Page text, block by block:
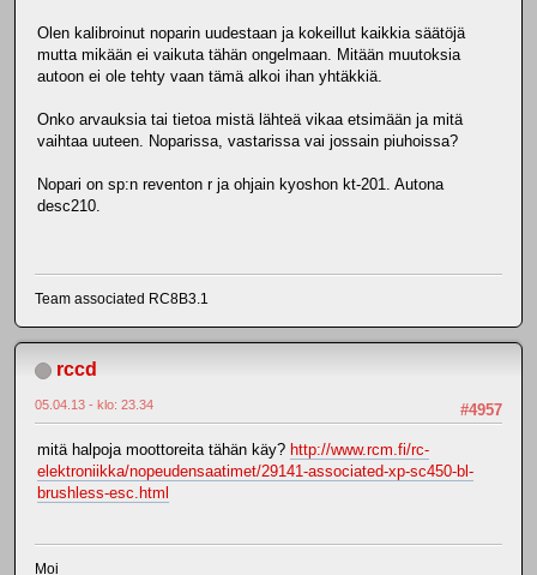
Olen kalibroinut noparin uudestaan ja kokeillut kaikkia säätöjä
mutta mikään ei vaikuta tähän ongelmaan. Mitään muutoksia
autoon ei ole tehty vaan tämä alkoi ihan yhtäkkiä.
Onko arvauksia tai tietoa mistä lähteä vikaa etsimään ja mitä
vaihtaa uuteen. Noparissa, vastarissa vai jossain piuhoissa?
Nopari on sp:n reventon r ja ohjain kyoshon kt-201. Autona
desc210.
Team associated RC8B3.1
rccd
#4957
05.04.13 - klo: 23.34
mitä halpoja moottoreita tähän käy? http://www.rcm.fi/rc-
elektroniikka/nopeudensaatimet/29141-associated-xp-sc450-bl-
brushless-esc.html
Moi